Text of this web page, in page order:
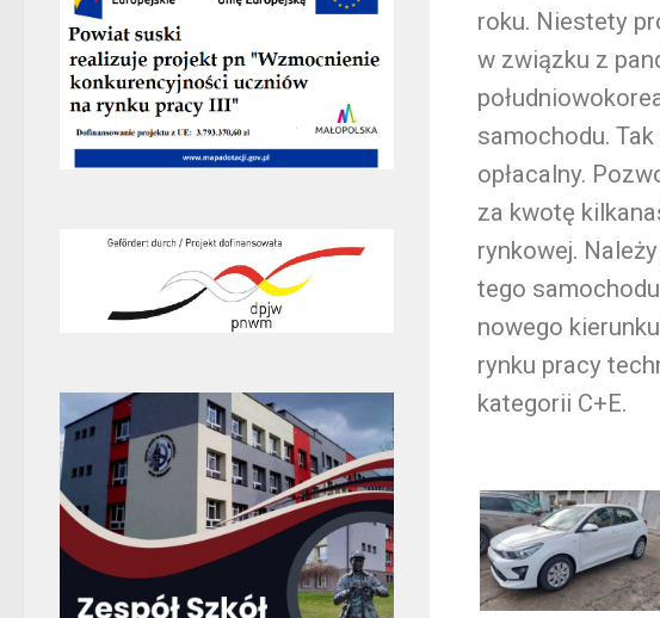
roku. Niestety
w związku z
samochodu.
opłacalny.
za kwotę
rynkowej.
tego
nowego
rynku pracy
kategorii C+E.